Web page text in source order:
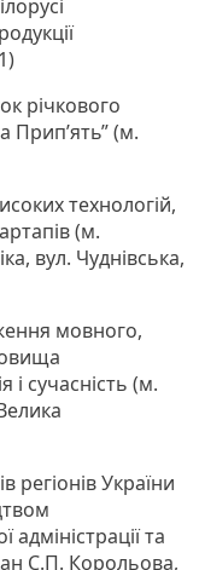
річкового
Прип’ять” (м.
технологій,
(м.
вул. Чуднівська,
мовного,
і сучасність (м.
регіонів України
та
С.П. Корольова,